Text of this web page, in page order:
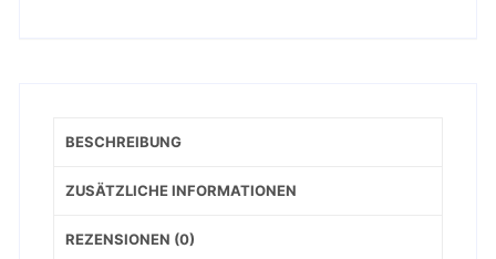
BESCHREIBUNG
ZUSÄTZLICHE INFORMATIONEN
REZENSIONEN (0)